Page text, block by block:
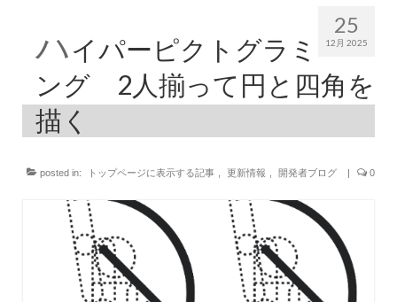
25
12月 2025
ハイパーピクトグラミ
ング 2人揃って円と四角を
描く
posted in: トップページに表示する記事 更新情報 開発者ブログ 0